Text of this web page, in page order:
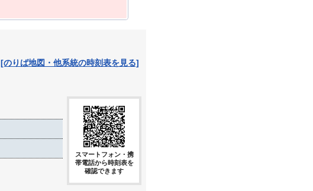
[のりば地図・他系統の時刻表を見る]
スマートフォン・携
帯電話から時刻表を
確認できます